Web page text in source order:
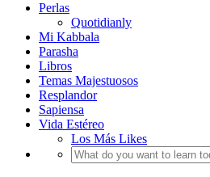
Perlas
Quotidianly
Mi Kabbala
Parasha
Libros
Temas Majestuosos
Resplandor
Sapiensa
Vida Estéreo
Los Más Likes